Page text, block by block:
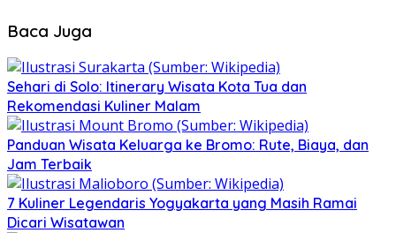
Baca Juga
Sehari di Solo: Itinerary Wisata Kota Tua dan
Rekomendasi Kuliner Malam
Panduan Wisata Keluarga ke Bromo: Rute, Biaya, dan
Jam Terbaik
7 Kuliner Legendaris Yogyakarta yang Masih Ramai
Dicari Wisatawan